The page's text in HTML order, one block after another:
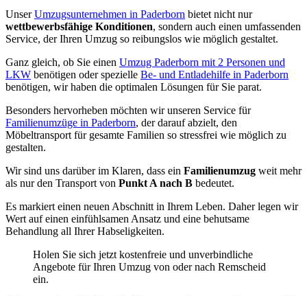
UnserUmzugsunternehmen in Paderborn bietet nicht nur
wettbewerbsfähige Konditionen, sondern auch einen umfassenden
Service, der Ihren Umzug so reibungslos wie möglich gestaltet.
Ganz gleich, ob Sie einen Umzug Paderborn mit 2 Personen und
LKW benötigen oder spezielle Be- und Entladehilfe in Paderborn
benötigen, wir haben die optimalen Lösungen für Sie parat.
Besonders hervorheben möchten wir unseren Service für
Familienumzüge in Paderborn, der darauf abzielt, den
Möbeltransport für gesamte Familien so stressfrei wie möglich zu
gestalten.
Wir sind uns darüber im Klaren, dass ein Familienumzug weit mehr
als nur den Transport von Punkt A nach B bedeutet.
Es markiert einen neuen Abschnitt in Ihrem Leben. Daher legen wir
Wert auf einen einfühlsamen Ansatz und eine behutsame
Behandlung all Ihrer Habseligkeiten.
Holen Sie sich jetzt kostenfreie und unverbindliche
Angebote für Ihren Umzug von oder nach Remscheid
ein.